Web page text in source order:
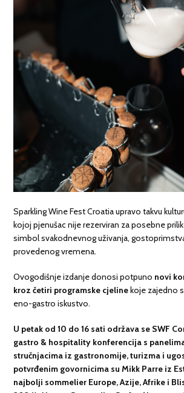
Sparkling Wine Fest Croatia upravo takvu
kojoj pjenušac nije rezerviran za posebne
simbol svakodnevnog uživanja,
provedenog vremena.
Ovogodišnje izdanje donosi potpuno novi
kroz četiri programske cjelinekoje zajedno
eno-gastro iskustvo.
U petak od 10 do 16 sati održava se SWF
gastro & hospitality konferencija s
stručnjacima iz gastronomije, turizma i
potvrđenim govornicima su Mikk Parre iz
najbolji sommelier Europe, Azije, Afrike i